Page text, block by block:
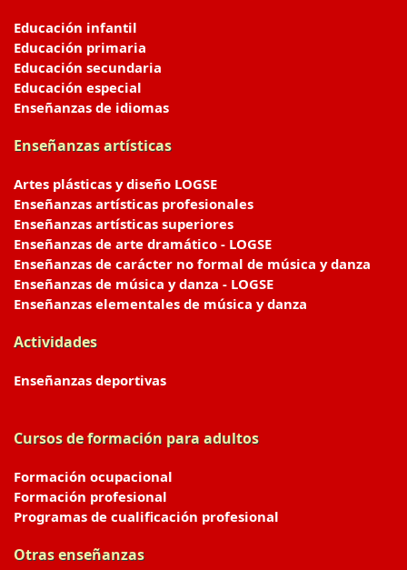
Educación infantil
Educación primaria
Educación secundaria
Educación especial
Enseñanzas de idiomas
Enseñanzas artísticas
Artes plásticas y diseño LOGSE
Enseñanzas artísticas profesionales
Enseñanzas artísticas superiores
Enseñanzas de arte dramático - LOGSE
Enseñanzas de carácter no formal de música y danza
Enseñanzas de música y danza - LOGSE
Enseñanzas elementales de música y danza
Actividades
Enseñanzas deportivas
Cursos de formación para adultos
Formación ocupacional
Formación profesional
Programas de cualificación profesional
Otras enseñanzas